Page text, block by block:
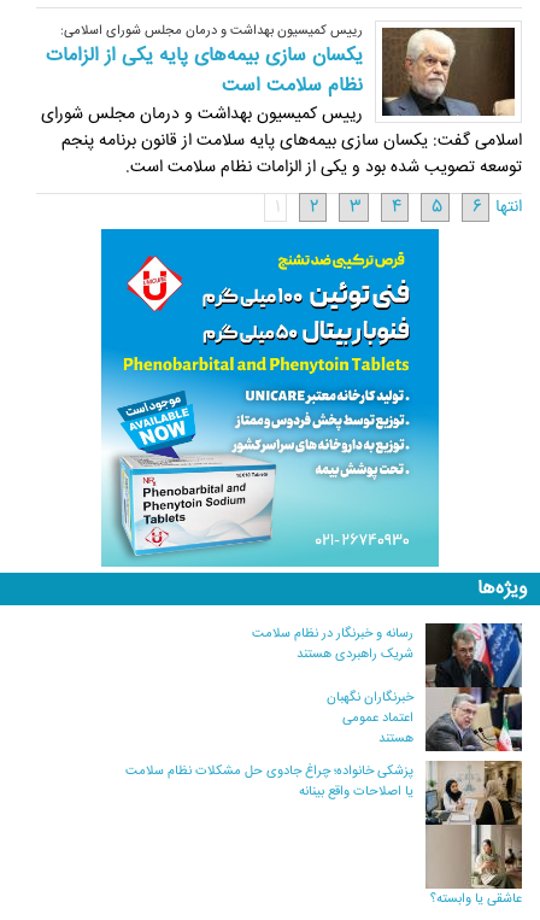
رییس کمیسیون بهداشت و درمان مجلس شورای اسلامی:
یکسان سازی بیمه‌های پایه یکی از الزامات
نظام سلامت است
رییس کمیسیون بهداشت و درمان مجلس شورای
اسلامی گفت: یکسان سازی بیمه‌های پایه سلامت از قانون برنامه پنجم
توسعه تصویب شده بود و یکی از الزامات نظام سلامت است.
انتها
1 2 3 4 5 6
ویژه‌ها
رسانه و خبرنگار در نظام سلامت
شریک راهبردی هستند
خبرنگاران نگهبان
اعتماد عمومی
هستند
پزشکی خانواده؛ چراغ جادوی حل مشکلات نظام سلامت
یا اصلاحات واقع بینانه
عاشقی یا وابسته؟